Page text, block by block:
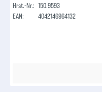
Hrst.-Nr.: 150.9593
EAN:
4042146964132